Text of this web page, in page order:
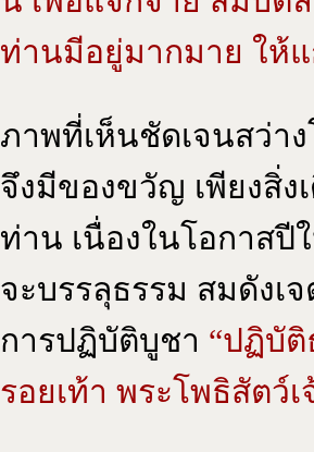
ท่านมีอยู่มากมาย ให้
ภาพที่เห็นชัดเจนสว่า
จึงมีของขวัญ เพียงสิ่ง
ท่าน เนื่องในโอกาสปี
จะบรรลุธรรม สมดัง
การปฏิบัติบูชา “ปฏิบัติ
รอยเท้า พระโพธิสัตว์เ